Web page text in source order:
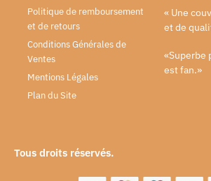
Politique de remboursement
et de retours
Conditions Générales de
Ventes
Mentions Légales
Plan du Site
« Une
et de
«Superbe
est fan.»
Tous droits réservés.